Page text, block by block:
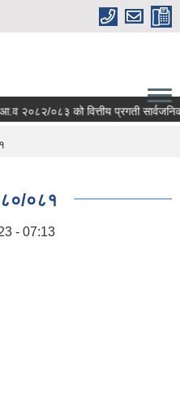
२०८२/०८३ को वित्तीय प्रगती सार्वजनिक
०८१
- 07:13